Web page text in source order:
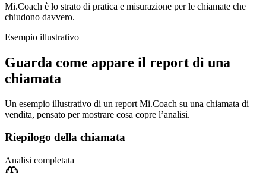
Mi.Coach è lo strato di pratica e misurazione per le chiamate che
chiudono davvero.
Esempio illustrativo
Guarda come appare il report di una
chiamata
Un esempio illustrativo di un report Mi.Coach su una chiamata di
vendita, pensato per mostrare cosa copre l’analisi.
Riepilogo della chiamata
Analisi completata